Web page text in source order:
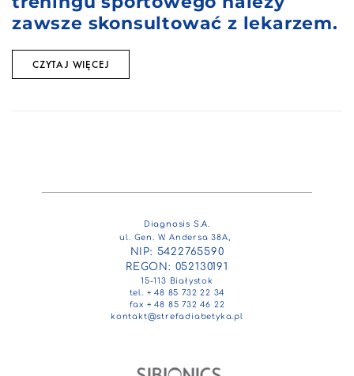
zawsze skonsultować z lekarzem.
CZYTAJ WIĘCEJ
Diagnosis S.A.
ul. Gen. W. Andersa 38A,
NIP: 5422765590
REGON: 052130191
15-113 Białystok
tel. + 48 85 732 22 34
fax + 48 85 732 46 22
kontakt@strefadiabetyka.pl